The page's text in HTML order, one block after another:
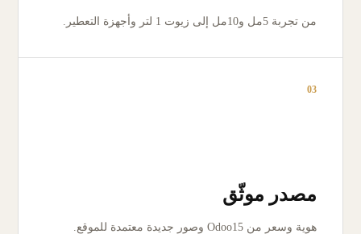
من تجربة 5مل و10مل إلى زيوت 1 لتر وأجهزة التعطير.
03
مصدر موثّق
هوية وسعر من Odoo15 وصور جديدة معتمدة للموقع.